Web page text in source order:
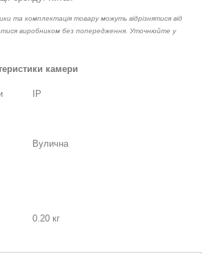
та комплектація товару можуть відрізнятися від
виробником без попередження. Уточнюйте у
камери
IP
Вулична
0.20 кг